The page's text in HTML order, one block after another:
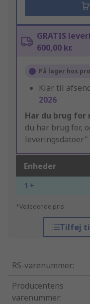
GRATIS
600,00 kr.
På lager hos
Klar til
2026
Har du brug for
du har brug for,
leveringsdatoer"
Enheder
1 +
*Vejledende pris
Tilføj
RS-varenummer:
Producentens
varenummer: